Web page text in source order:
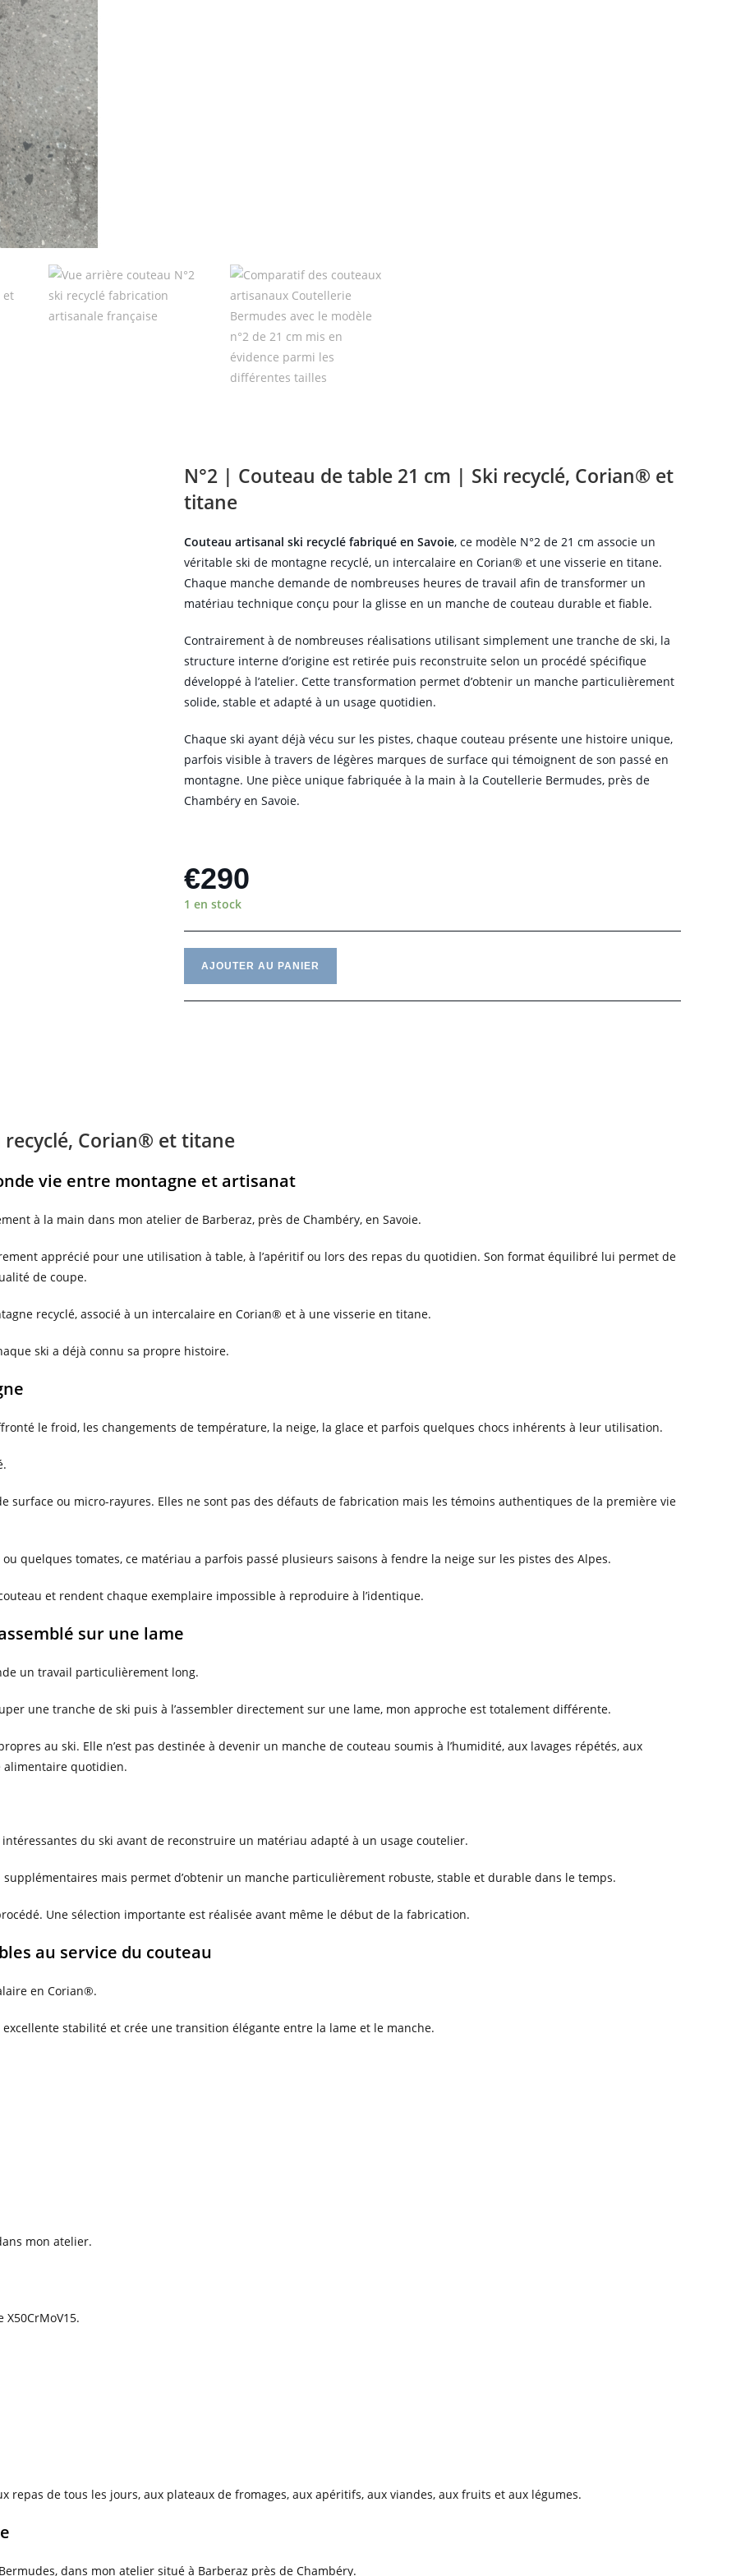
N°2 | Couteau de table 21 cm | Ski recyclé, Corian® et
titane
Couteau artisanal ski recyclé fabriqué en Savoie, ce modèle N°2 de 21 cm associe un
véritable ski de montagne recyclé, un intercalaire en Corian® et une visserie en titane.
Chaque manche demande de nombreuses heures de travail afin de transformer un
matériau technique conçu pour la glisse en un manche de couteau durable et fiable.
Contrairement à de nombreuses réalisations utilisant simplement une tranche de ski, la
structure interne d’origine est retirée puis reconstruite selon un procédé spécifique
développé à l’atelier. Cette transformation permet d’obtenir un manche particulièrement
solide, stable et adapté à un usage quotidien.
Chaque ski ayant déjà vécu sur les pistes, chaque couteau présente une histoire unique,
parfois visible à travers de légères marques de surface qui témoignent de son passé en
montagne. Une pièce unique fabriquée à la main à la Coutellerie Bermudes, près de
Chambéry en Savoie.
€290
1 en stock
AJOUTER AU PANIER
Corian® et titane
vie entre montagne et artisanat
à la main dans mon atelier de Barberaz, près de Chambéry, en Savoie.
apprécié pour une utilisation à table, à l’apéritif ou lors des repas du quotidien. Son format équilibré lui permet de
de coupe.
recyclé, associé à un intercalaire en Corian® et à une visserie en titane.
ski a déjà connu sa propre histoire.
le froid, les changements de température, la neige, la glace et parfois quelques chocs inhérents à leur utilisation.
surface ou micro-rayures. Elles ne sont pas des défauts de fabrication mais les témoins authentiques de la première vie
quelques tomates, ce matériau a parfois passé plusieurs saisons à fendre la neige sur les pistes des Alpes.
et rendent chaque exemplaire impossible à reproduire à l’identique.
sur une lame
un travail particulièrement long.
une tranche de ski puis à l’assembler directement sur une lame, mon approche est totalement différente.
au ski. Elle n’est pas destinée à devenir un manche de couteau soumis à l’humidité, aux lavages répétés, aux
alimentaire quotidien.
du ski avant de reconstruire un matériau adapté à un usage coutelier.
mais permet d’obtenir un manche particulièrement robuste, stable et durable dans le temps.
Une sélection importante est réalisée avant même le début de la fabrication.
au service du couteau
en Corian®.
stabilité et crée une transition élégante entre la lame et le manche.
mon atelier.
de tous les jours, aux plateaux de fromages, aux apéritifs, aux viandes, aux fruits et aux légumes.
dans mon atelier situé à Barberaz près de Chambéry.